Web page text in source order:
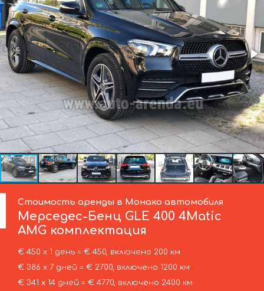
Стоимость аренды в Монако автомобиля
Мерседес-Бенц GLE 400 4Matic
AMG комплектация
€ 450 х 1 день = € 450, включено 200 км
€ 386 х 7 дней = € 2700, включено 1200 км
€ 341 х 14 дней = € 4770, включено 2400 км